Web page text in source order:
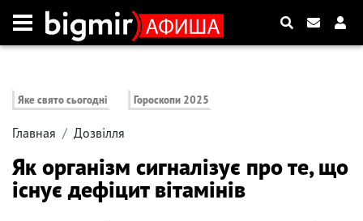
Яке свято сьогодні Гороскопи 2025
Главная Дозвілля
Як організм сигналізує про те, що
існує дефіцит вітамінів